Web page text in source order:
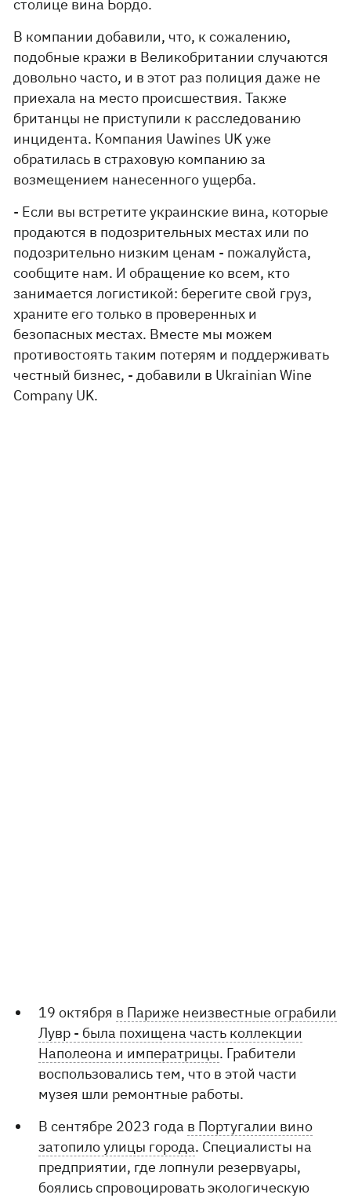
столице вина Бордо.
В компании добавили, что, к сожалению,
подобные кражи в Великобритании случаются
довольно часто, и в этот раз полиция даже не
приехала на место происшествия. Также
британцы не приступили к расследованию
инцидента. Компания Uawines UK уже
обратилась в страховую компанию за
возмещением нанесенного ущерба.
- Если вы встретите украинские вина, которые
продаются в подозрительных местах или по
подозрительно низким ценам - пожалуйста,
сообщите нам. И обращение ко всем, кто
занимается логистикой: берегите свой груз,
храните его только в проверенных и
безопасных местах. Вместе мы можем
противостоять таким потерям и поддерживать
честный бизнес, - добавили в Ukrainian Wine
Company UK.
19 октября в Париже неизвестные ограбили
Лувр - была похищена часть коллекции
Наполеона и императрицы. Грабители
воспользовались тем, что в этой части
музея шли ремонтные работы.
В сентябре 2023 года в Португалии вино
затопило улицы города. Специалисты на
предприятии, где лопнули резервуары,
боялись спровоцировать экологическую